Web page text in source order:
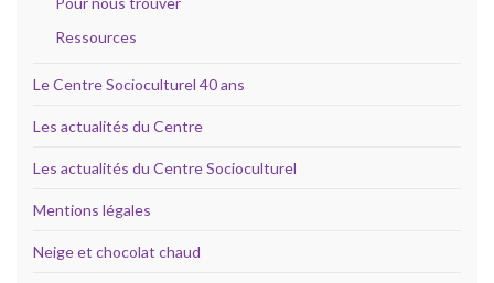
Ressources
Le Centre Socioculturel 40 ans
Les actualités du Centre
Les actualités du Centre Socioculturel
Mentions légales
Neige et chocolat chaud